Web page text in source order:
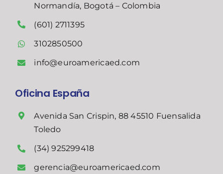
Normandía, Bogotá – Colombia
(601) 2711395
3102850500
info@euroamericaed.com
Oficina España
Avenida San Crispin, 88 45510 Fuensalida
Toledo
(34) 925299418
gerencia@euroamericaed.com